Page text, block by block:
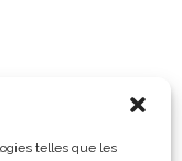
telles que les